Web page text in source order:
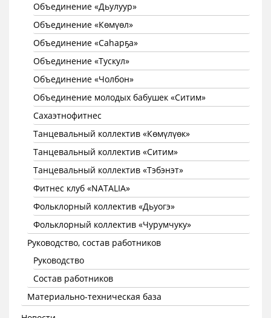
Объединение «Дьулуур»
Объединение «Көмүөл»
Объединение «Саhарҕа»
Объединение «Тускул»
Объединение «Чолбон»
Объединение молодых бабушек «Ситим»
Сахаэтнофитнес
Танцевальный коллектив «Көмүлүөк»
Танцевальный коллектив «Ситим»
Танцевальный коллектив «Тэбэнэт»
Фитнес клуб «NATALIA»
Фольклорный коллектив «Дьуогэ»
Фольклорный коллектив «Чурумчуку»
Руководство, состав работников
Руководство
Состав работников
Материально-техническая база